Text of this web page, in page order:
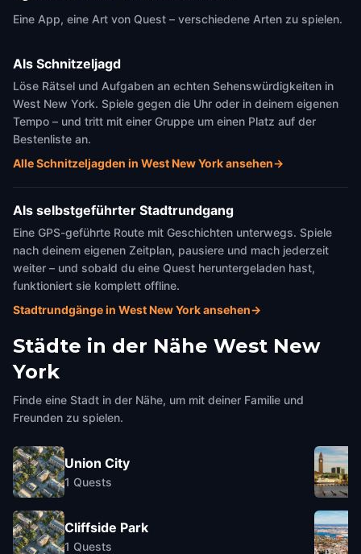
Eine App, eine Art von Quest – verschiedene Arten zu spielen.
Als Schnitzeljagd
Löse Rätsel und Aufgaben an echten Sehenswürdigkeiten in
West New York. Spiele gegen die Uhr oder in deinem eigenen
Tempo – und tritt mit einer Gruppe um einen Platz auf der
Bestenliste an.
Alle Schnitzeljagden in West New York ansehen→
Als selbstgeführter Stadtrundgang
Eine GPS-geführte Route mit Geschichten unterwegs. Spiele
nach deinem eigenen Zeitplan, pausiere und mach jederzeit
weiter – und sobald du eine Quest heruntergeladen hast,
funktioniert sie komplett offline.
Stadtrundgänge in West New York ansehen→
Städte in der Nähe West New
York
Finde eine Stadt in der Nähe, um mit deiner Familie und
Freunden zu spielen.
Union City
1 Quests
Cliffside Park
1 Quests